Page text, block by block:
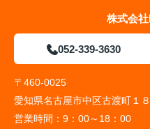
株式会
052-339-3630
〒460-0025
愛知県名古屋市中区古渡町１
営業時間： 9：00～18：00